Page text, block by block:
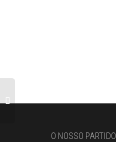
O NOSSO PARTIDO